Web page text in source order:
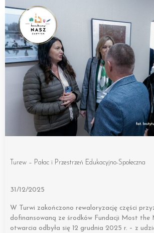
Turew – Pałac i Przestrzeń Edukacyjno-Społeczna
31/12/2025
W Turwi zakończono rewaloryzację części
dofinansowaną ze środków Fundacji Most the
otwarcia odbyła się 12 grudnia 2025 r. – z